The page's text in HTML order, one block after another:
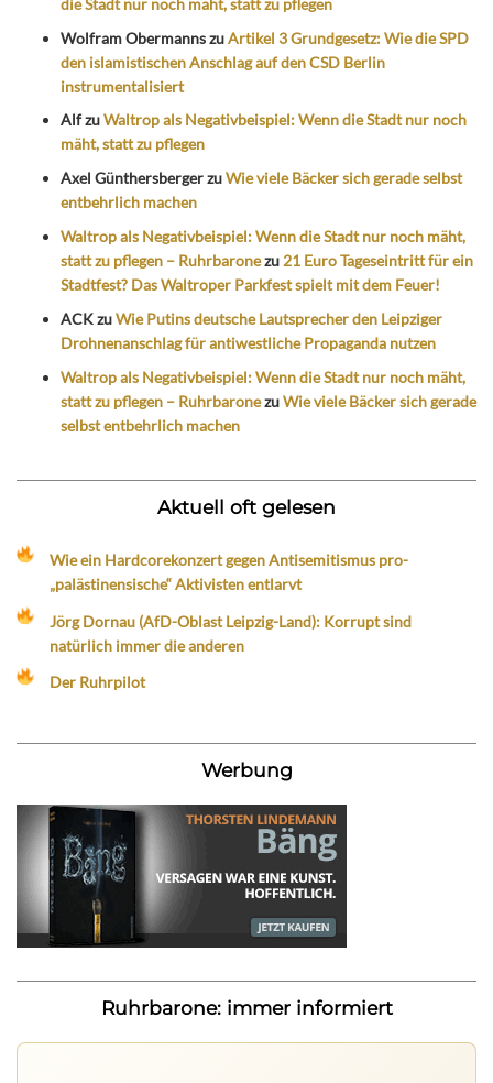
Wolfram ObermannszuArtikel 3 Grundgesetz: Wie die SPD
den islamistischen Anschlag auf den CSD Berlin
instrumentalisiert
AlfzuWaltrop als Negativbeispiel: Wenn die Stadt nur noch
mäht, statt zu pflegen
Axel GünthersbergerzuWie viele Bäcker sich gerade selbst
entbehrlich machen
Waltrop als Negativbeispiel: Wenn die Stadt nur noch mäht,
statt zu pflegen – Ruhrbaronezu 21 Euro Tageseintritt für ein
Stadtfest? Das Waltroper Parkfest spielt mit dem Feuer!
ACKzuWie Putins deutsche Lautsprecher den Leipziger
Drohnenanschlag für antiwestliche Propaganda nutzen
Waltrop als Negativbeispiel: Wenn die Stadt nur noch mäht,
statt zu pflegen – RuhrbaronezuWie viele Bäcker sich gerade
selbst entbehrlich machen
Aktuell oft gelesen
Wie ein Hardcorekonzert gegen Antisemitismus pro-
„palästinensische“ Aktivisten entlarvt
Jörg Dornau (AfD-Oblast Leipzig-Land): Korrupt sind
natürlich immer die anderen
Der Ruhrpilot
Werbung
Ruhrbarone: immer informiert